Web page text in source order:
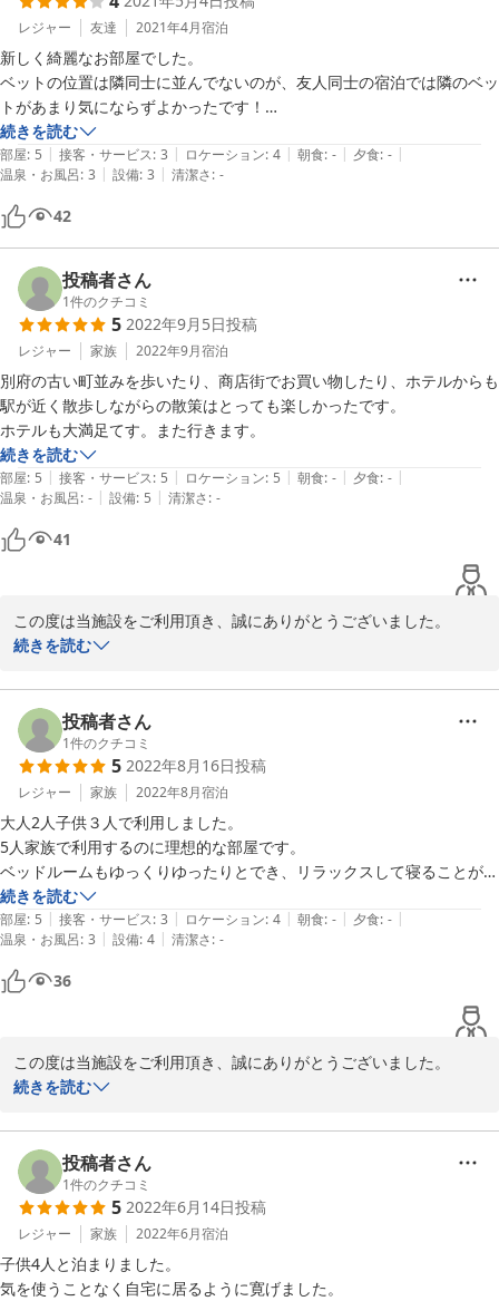
レジャー 友達 2021年4月宿泊
新しく綺麗なお部屋でした。
ベットの位置は隣同士に並んでないのが、友人同士の宿泊では隣のベッ
トがあまり気にならずよかったです！
ただ駐車場が少しわかりにくく、ホテルから結構離れているため小さな
子供連れには不便でした。駐車場がコンクリートではなく砂なので雨の
時は靴や車が汚れて大変でした。
続きを読む
部屋: 5 | 接客・サービス: 3 | ロケーション: 4 | 朝食: - | 夕食: - |
温泉・お風呂: 3 | 設備: 3 | 清潔さ: -
42
投稿者さん
1件のクチコミ
5 2022年9月5日投稿
レジャー 家族 2022年9月宿泊
別府の古い町並みを歩いたり、商店街でお買い物したり、ホテルからも
駅が近く散歩しながらの散策はとっても楽しかったです。
ホテルも大満足てす。また行きます。
続きを読む
部屋: 5 | 接客・サービス: 5 | ロケーション: 5 | 朝食: - | 夕食: - |
温泉・お風呂: - | 設備: 5 | 清潔さ: -
41
この度は当施設をご利用頂き、誠にありがとうございました。
お褒めのお言葉を頂戴し大変光栄でございます。
これからもお客様に満足して頂けますようスタッフ一同精進してま
いりますので、また機会がございましたら是非お立ち寄りください
ませ。
また近い将来お客様をお出迎えできますことを心より願っておりま
す。
ご投稿ありがとうございました。
2022-10-24
続きを読む
投稿者さん
1件のクチコミ
5 2022年8月16日投稿
レジャー 家族 2022年8月宿泊
大人2人子供３人で利用しました。
5人家族で利用するのに理想的な部屋です。
ベッドルームもゆっくりゆったりとでき、リラックスして寝ることがで
きました。
また利用したいと思います。
続きを読む
部屋: 5 | 接客・サービス: 3 | ロケーション: 4 | 朝食: - | 夕食: - |
温泉・お風呂: 3 | 設備: 4 | 清潔さ: -
36
この度は当施設をご利用頂き、誠にありがとうございました。
ご投稿への返信が遅くなり申し訳ございません。
ご家族でおくつろぎ頂けたようで嬉しく存じます。
これからもお客様に満足して頂けますようスタッフ一同精進してま
いりますので、また機会がございましたら是非お立ち寄りください
ませ。
また近い将来お客様をお出迎えできますことを心より願っておりま
す。
ご投稿ありがとうございました。
続きを読む
投稿者さん
1件のクチコミ
5 2022年6月14日投稿
レジャー 家族 2022年6月宿泊
子供4人と泊まりました。
気を使うことなく自宅に居るように寛げました。